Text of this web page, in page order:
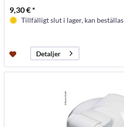
9,30 € *
Tillfälligt slut i lager, kan beställas
Detaljer